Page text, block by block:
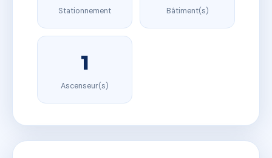
Stationnement Bâtiment(s)
1
Ascenseur(s)